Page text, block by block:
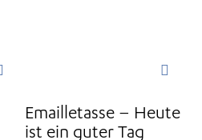
Emailletasse – Heute
ist ein guter Tag